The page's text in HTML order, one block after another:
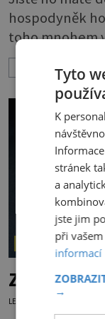
hospodyněk
toho mnohem víc. Za hlavní
považují to, že
pečou
pečiva. Ale to
použít na
nechceme,
připálil.
ZOBRAZIT VÍCE
NAŠE KUCHYNĚ
Zrcadlová
LENKA KORANDOVÁ
Tyto
K
stránek
a
jste jim
při
informací
→